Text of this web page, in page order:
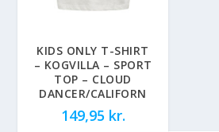
KIDS ONLY T-SHIRT
– KOGVILLA – SPORT
TOP – CLOUD
DANCER/CALIFORN
149,95 kr.